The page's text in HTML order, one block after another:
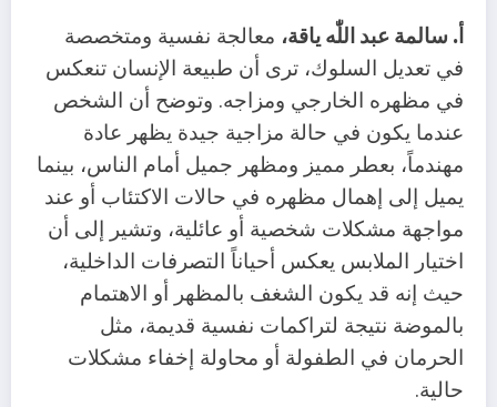
أ. سالمة عبد اللّٰه ياقة، معالجة نفسية ومتخصصة
في تعديل السلوك، ترى أن طبيعة الإنسان تنعكس
في مظهره الخارجي ومزاجه. وتوضح أن الشخص
عندما يكون في حالة مزاجية جيدة يظهر عادة
مهندماً، بعطر مميز ومظهر جميل أمام الناس، بينما
يميل إلى إهمال مظهره في حالات الاكتئاب أو عند
مواجهة مشكلات شخصية أو عائلية، وتشير إلى أن
اختيار الملابس يعكس أحياناً التصرفات الداخلية،
حيث إنه قد يكون الشغف بالمظهر أو الاهتمام
بالموضة نتيجة لتراكمات نفسية قديمة، مثل
الحرمان في الطفولة أو محاولة إخفاء مشكلات
حالية.